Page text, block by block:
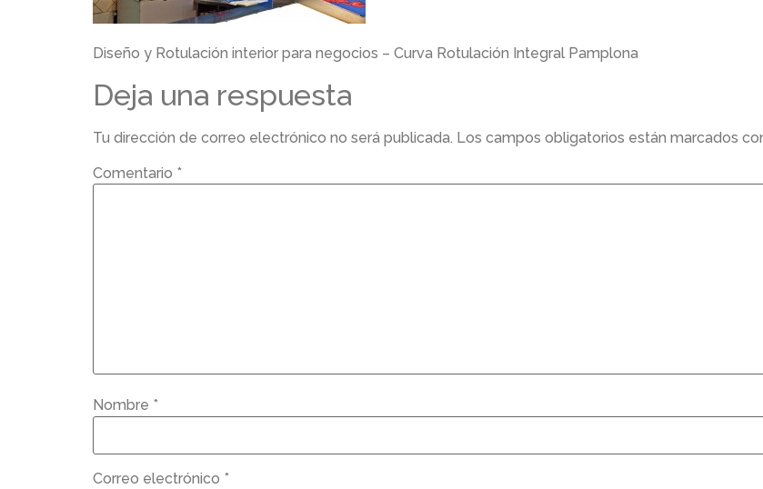
Diseño y Rotulación interior para negocios – Curva Rotulación Integral Pamplona
Deja una respuesta
Tu dirección de correo electrónico no será publicada. Los campos obligatorios están marcados
Comentario *
Nombre *
Correo electrónico *